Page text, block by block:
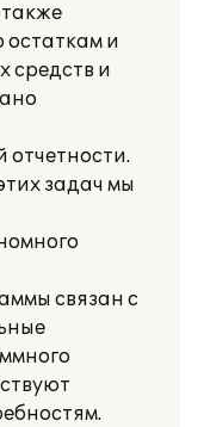
остаткам и
средств и
отчетности.
задач мы
связан с